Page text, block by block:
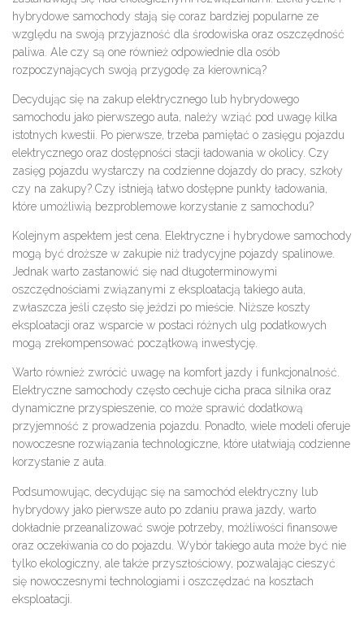
hybrydowe samochody stają się coraz bardziej popularne ze
względu na swoją przyjazność dla środowiska oraz oszczędność
paliwa. Ale czy są one również odpowiednie dla osób
rozpoczynających swoją przygodę za kierownicą?
Decydując się na zakup elektrycznego lub hybrydowego
samochodu jako pierwszego auta, należy wziąć pod uwagę kilka
istotnych kwestii. Po pierwsze, trzeba pamiętać o zasięgu pojazdu
elektrycznego oraz dostępności stacji ładowania w okolicy. Czy
zasięg pojazdu wystarczy na codzienne dojazdy do pracy, szkoły
czy na zakupy? Czy istnieją łatwo dostępne punkty ładowania,
które umożliwią bezproblemowe korzystanie z samochodu?
Kolejnym aspektem jest cena. Elektryczne i hybrydowe samochody
mogą być droższe w zakupie niż tradycyjne pojazdy spalinowe.
Jednak warto zastanowić się nad długoterminowymi
oszczędnościami związanymi z eksploatacją takiego auta,
zwłaszcza jeśli często się jeździ po mieście. Niższe koszty
eksploatacji oraz wsparcie w postaci różnych ulg podatkowych
mogą zrekompensować początkową inwestycję.
Warto również zwrócić uwagę na komfort jazdy i funkcjonalność.
Elektryczne samochody często cechuje cicha praca silnika oraz
dynamiczne przyspieszenie, co może sprawić dodatkową
przyjemność z prowadzenia pojazdu. Ponadto, wiele modeli oferuje
nowoczesne rozwiązania technologiczne, które ułatwiają codzienne
korzystanie z auta.
Podsumowując, decydując się na samochód elektryczny lub
hybrydowy jako pierwsze auto po zdaniu prawa jazdy, warto
dokładnie przeanalizować swoje potrzeby, możliwości finansowe
oraz oczekiwania co do pojazdu. Wybór takiego auta może być nie
tylko ekologiczny, ale także przyszłościowy, pozwalając cieszyć
się nowoczesnymi technologiami i oszczędzać na kosztach
eksploatacji.